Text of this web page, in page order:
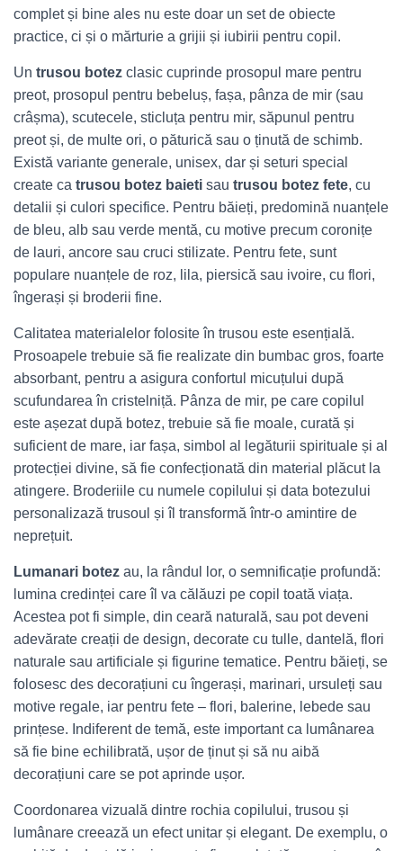
complet și bine ales nu este doar un set de obiecte
practice, ci și o mărturie a grijii și iubirii pentru copil.
Un trusou botez clasic cuprinde prosopul mare pentru
preot, prosopul pentru bebeluș, fașa, pânza de mir (sau
crâșma), scutecele, sticluța pentru mir, săpunul pentru
preot și, de multe ori, o păturică sau o ținută de schimb.
Există variante generale, unisex, dar și seturi special
create ca trusou botez baieti sau trusou botez fete, cu
detalii și culori specifice. Pentru băieți, predomină nuanțele
de bleu, alb sau verde mentă, cu motive precum coronițe
de lauri, ancore sau cruci stilizate. Pentru fete, sunt
populare nuanțele de roz, lila, piersică sau ivoire, cu flori,
îngerași și broderii fine.
Calitatea materialelor folosite în trusou este esențială.
Prosoapele trebuie să fie realizate din bumbac gros, foarte
absorbant, pentru a asigura confortul micuțului după
scufundarea în cristelniță. Pânza de mir, pe care copilul
este așezat după botez, trebuie să fie moale, curată și
suficient de mare, iar fașa, simbol al legăturii spirituale și al
protecției divine, să fie confecționată din material plăcut la
atingere. Broderiile cu numele copilului și data botezului
personalizază trusoul și îl transformă într‑o amintire de
neprețuit.
Lumanari botez au, la rândul lor, o semnificație profundă:
lumina credinței care îl va călăuzi pe copil toată viața.
Acestea pot fi simple, din ceară naturală, sau pot deveni
adevărate creații de design, decorate cu tulle, dantelă, flori
naturale sau artificiale și figurine tematice. Pentru băieți, se
folosesc des decorațiuni cu îngerași, marinari, ursuleți sau
motive regale, iar pentru fete – flori, balerine, lebede sau
prințese. Indiferent de temă, este important ca lumânarea
să fie bine echilibrată, ușor de ținut și să nu aibă
decorațiuni care se pot aprinde ușor.
Coordonarea vizuală dintre rochia copilului, trusou și
lumânare creează un efect unitar și elegant. De exemplu, o